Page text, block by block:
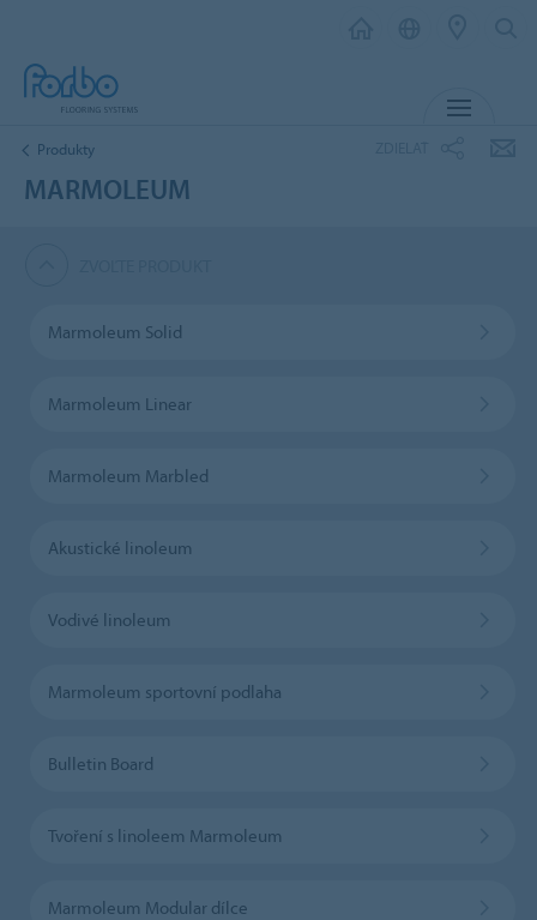
Produkty
MARMOLEUM
Marmoleum Solid
Marmoleum Linear
Marmoleum Marbled
Akustické linoleum
Vodivé linoleum
Marmoleum sportovní podlaha
Bulletin Board
Tvoření s linoleem Marmoleum
Marmoleum Modular dílce